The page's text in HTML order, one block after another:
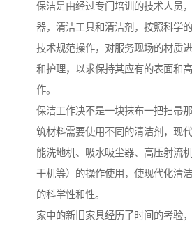
保洁是由经过专门培训的技术人员
器，清洁工具和清洁剂，按照科学
技术规范操作，对服务现场的材质
和护理，以求保持其应有的表面和
作。
保洁工作决不是一块抹布一把扫帚
筑材料需要使用不同的清洁剂，现
能洗地机、吸水吸尘器、高压射流
干机等）的操作使用，使现代化清
的科学性和性。
家中的新旧家具经历了时间的考验